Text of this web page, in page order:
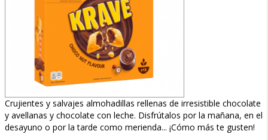
Crujientes y salvajes almohadillas rellenas de irresistible chocolate
y avellanas y chocolate con leche. Disfrútalos por la mañana, en el
desayuno o por la tarde como merienda... ¡Cómo más te gusten!